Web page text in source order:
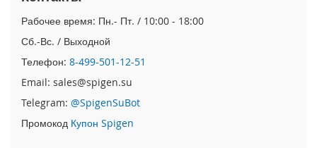
n
e
A
i
r
i
P
h
Рабочее время: Пн.- Пт. / 10:00 - 18:00
Сб.-Вс. / Выходной
Телефон: 8-499-501-12-51
Email: sales@spigen.su
Telegram: @SpigenSuBot
Промокод Купон Spigen